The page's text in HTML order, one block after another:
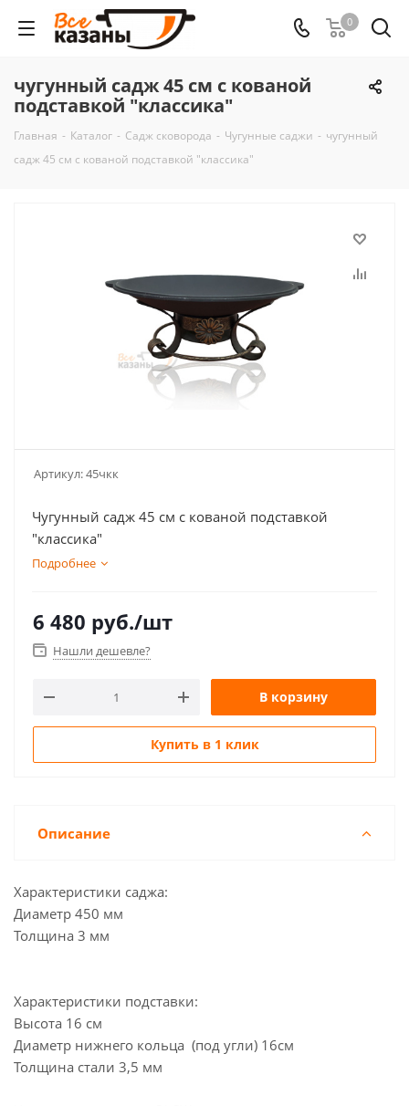
0
чугунный садж 45 см с кованой
подставкой "классика"
Главная - Каталог - Садж сковорода - Чугунные саджи - чугунный
садж 45 см с кованой подставкой "классика"
Артикул:45чкк
Чугунный садж 45 см с кованой подставкой
"классика"
Подробнее
6 480 руб./шт
Нашли дешевле?
В корзину
Купить в 1 клик
Описание
Характеристики саджа:
Диаметр 450 мм
Толщина 3 мм
Характеристики подставки:
Высота 16 см
Диаметр нижнего кольца (под угли) 16см
Толщина стали 3,5 мм